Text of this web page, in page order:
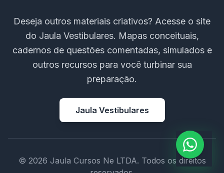
Deseja outros materiais criativos? Acesse o site
do Jaula Vestibulares. Mapas conceituais,
cadernos de questões comentadas, simulados e
outros recursos para você turbinar sua
preparação.
Jaula Vestibulares
© 2026 Jaula Cursos Ne LTDA. Todos os direitos